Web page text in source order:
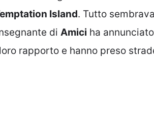
Island. Tutto
di Amici ha
rapporto e hanno preso